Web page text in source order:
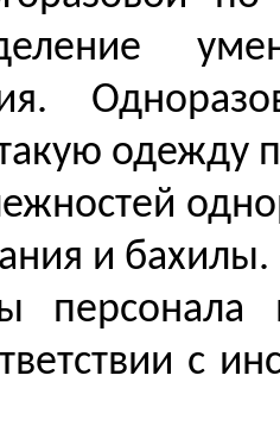
.
одежду
и бахилы.
персонала
с